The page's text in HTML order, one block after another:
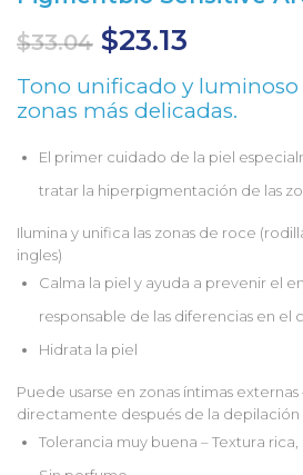
$33.04 $23.13
Tono unificado y luminoso
zonas más delicadas.
El primer cuidado de la piel
tratar la hiperpigmentación de las
Ilumina y unifica las zonas de roce
ingles)
Calma la piel y ayuda a prevenir el
responsable de las diferencias en el
Hidrata la piel
Puede usarse en zonas íntimas externas
directamente después de la
Tolerancia muy buena – Textura